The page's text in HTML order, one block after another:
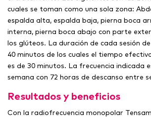
cuales se toman como una sola zona:
espalda alta, espalda baja, pierna boca
interna, pierna boca abajo con parte
los glúteos. La duración de cada sesión
40 minutos de los cuales el tiempo
es de 30 minutos. La frecuencia indicada
semana con 72 horas de descanso entre
Resultados y beneficios
Con la radiofrecuencia monopolar